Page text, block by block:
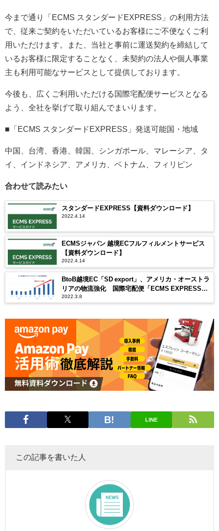
今まで通り「ECMS スタンダードEXPRESS」の利用方法
で、従来ご契約をいただいているお客様にご不便なくご利
用いただけます。また、当社と事前に運送契約を締結して
いるお客様に限定することなく、未契約の法人や個人事業
主も利用可能なサービスとして提供しております。
今後も、広くご利用いただける国際宅配便サービスとなる
よう、全社を挙げて取り組んでまいります。
■「ECMS スタンダードEXPRESS」発送可能国・地域
中国、台湾、香港、韓国、シンガポール、マレーシア、タ
イ、インドネシア、アメリカ、ベトナム、フィリピン
合わせて読みたい
スタンダードEXPRESS【資料ダウンロード】
2022.4.14
ECMSジャパン 越境ECフルフィルメントサービス
【資料ダウンロード】
2022.4.14
BtoB越境EC「SD export」、アメリカ・オーストラ
リアの物流強化 国際宅配便「ECMS EXPRESS」
導入国を拡大
2022.3.8
LINE
この記事を書いた人